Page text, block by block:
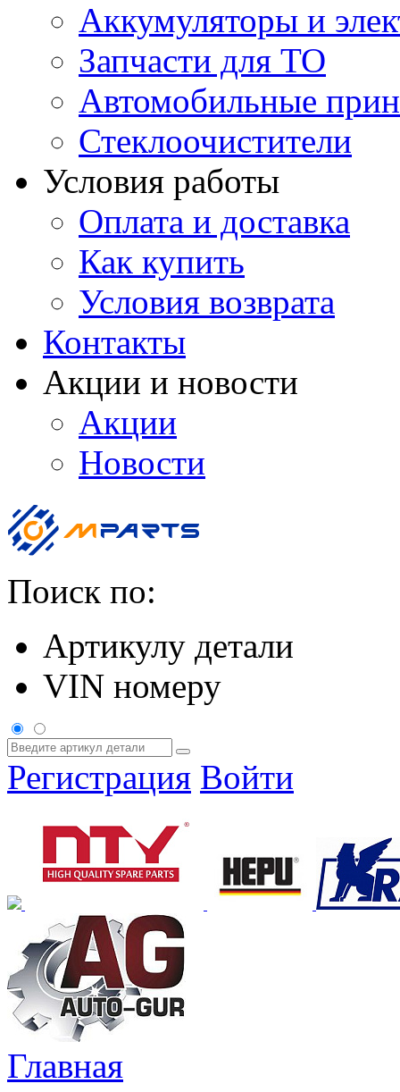
Аккумуляторы и
Запчасти для ТО
Автомобильные
Стеклоочистители
Условия работы
Оплата и доставка
Как купить
Условия возврата
Контакты
Акции и новости
Акции
Новости
Поиск по:
Артикулу детали
VIN номеру
Регистрация Войти
Главная